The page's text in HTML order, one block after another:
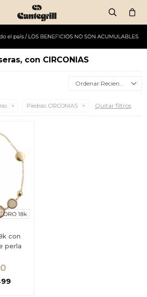
con CIRCONIAS
Recientes
Piedras: CIRCONIAS Quitar filtros
con
perla